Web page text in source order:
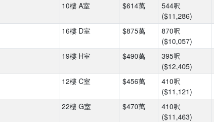
10樓 A室 $614萬
544呎
($11,286)
16樓 D室 $875萬
870呎
($10,057)
19樓 H室 $490萬
395呎
($12,405)
12樓 C室 $456萬
410呎
($11,121)
22樓 G室 $470萬
410呎
($11,463)